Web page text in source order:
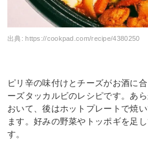
出典:https://cookpad.com/recipe/4380250
ピリ辛の味付けとチーズがお酒に
ーズタッカルビのレシピです。あ
おいて、後はホットプレートで焼
ます。好みの野菜やトッポギを足
す。